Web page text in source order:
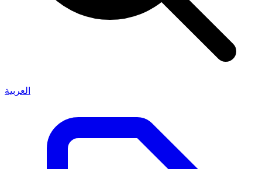
العربية